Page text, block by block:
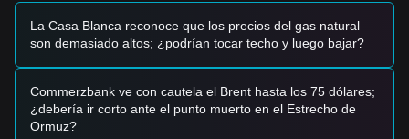
potencialmente poniendo a prueba el mínimo histórico cerca
de $0.0000127.
Estrategia de Compra
Con base en la estructura actual del mercado, los analistas
sugieren las siguientes estrategias:
Inversores Conservadores
La Casa Blanca reconoce que los precios del gas natural
son demasiado altos; ¿podrían tocar techo y luego bajar?
Commerzbank ve con cautela el Brent hasta los 75 dólares;
¿debería ir corto ante el punto muerto en el Estrecho de
Ormuz?